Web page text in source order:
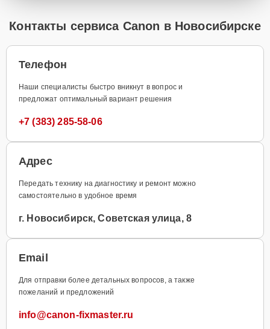
Контакты сервиса Canon в Новосибирске
Телефон
Наши специалисты быстро вникнут в вопрос и
предложат оптимальный вариант решения
+7 (383) 285-58-06
Адрес
Передать технику на диагностику и ремонт можно
самостоятельно в удобное время
г. Новосибирск, Советская улица, 8
Email
Для отправки более детальных вопросов, а также
пожеланий и предложений
info@canon-fixmaster.ru